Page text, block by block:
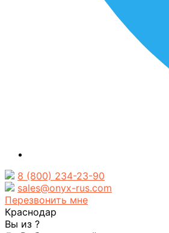
8 (800) 234-23-90
sales@onyx-rus.com
Перезвонить мне
Краснодар
Вы из ?